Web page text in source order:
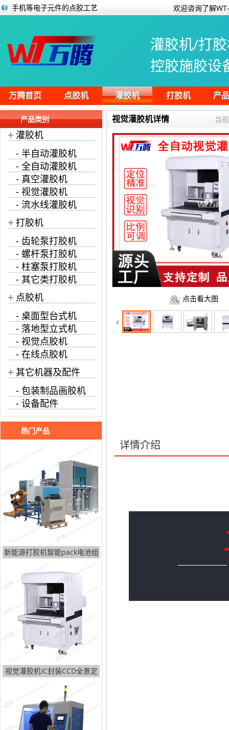
使用环氧树脂胶时产生气泡的消除方法
全自动灌胶机为汽车蓄电池盖板灌注胶水
半自动电子硅胶灌胶机操作案例
点胶机的主要作用是什么？
哪些产品需要用到灌胶设备？
手机等电子元件的点胶工艺
欢迎咨询了解
灌胶机/打
控胶施胶设
万腾首页 点胶机 灌胶机 打胶机 产
视觉灌胶机详情 当
点击看大图
详情介绍
产品类别
+ 灌胶机
- 半自动灌胶机
- 全自动灌胶机
- 真空灌胶机
- 视觉灌胶机
- 流水线灌胶机
+ 打胶机
- 齿轮泵打胶机
- 螺杆泵打胶机
- 柱塞泵打胶机
- 其它类打胶机
+ 点胶机
- 桌面型台式机
- 落地型立式机
- 视觉点胶机
- 在线点胶机
+ 其它机器及配件
- 包装制品画胶机
- 设备配件
热门产品
新能源打胶机智能pack电池组
视觉灌胶机IC封装CCD全景定